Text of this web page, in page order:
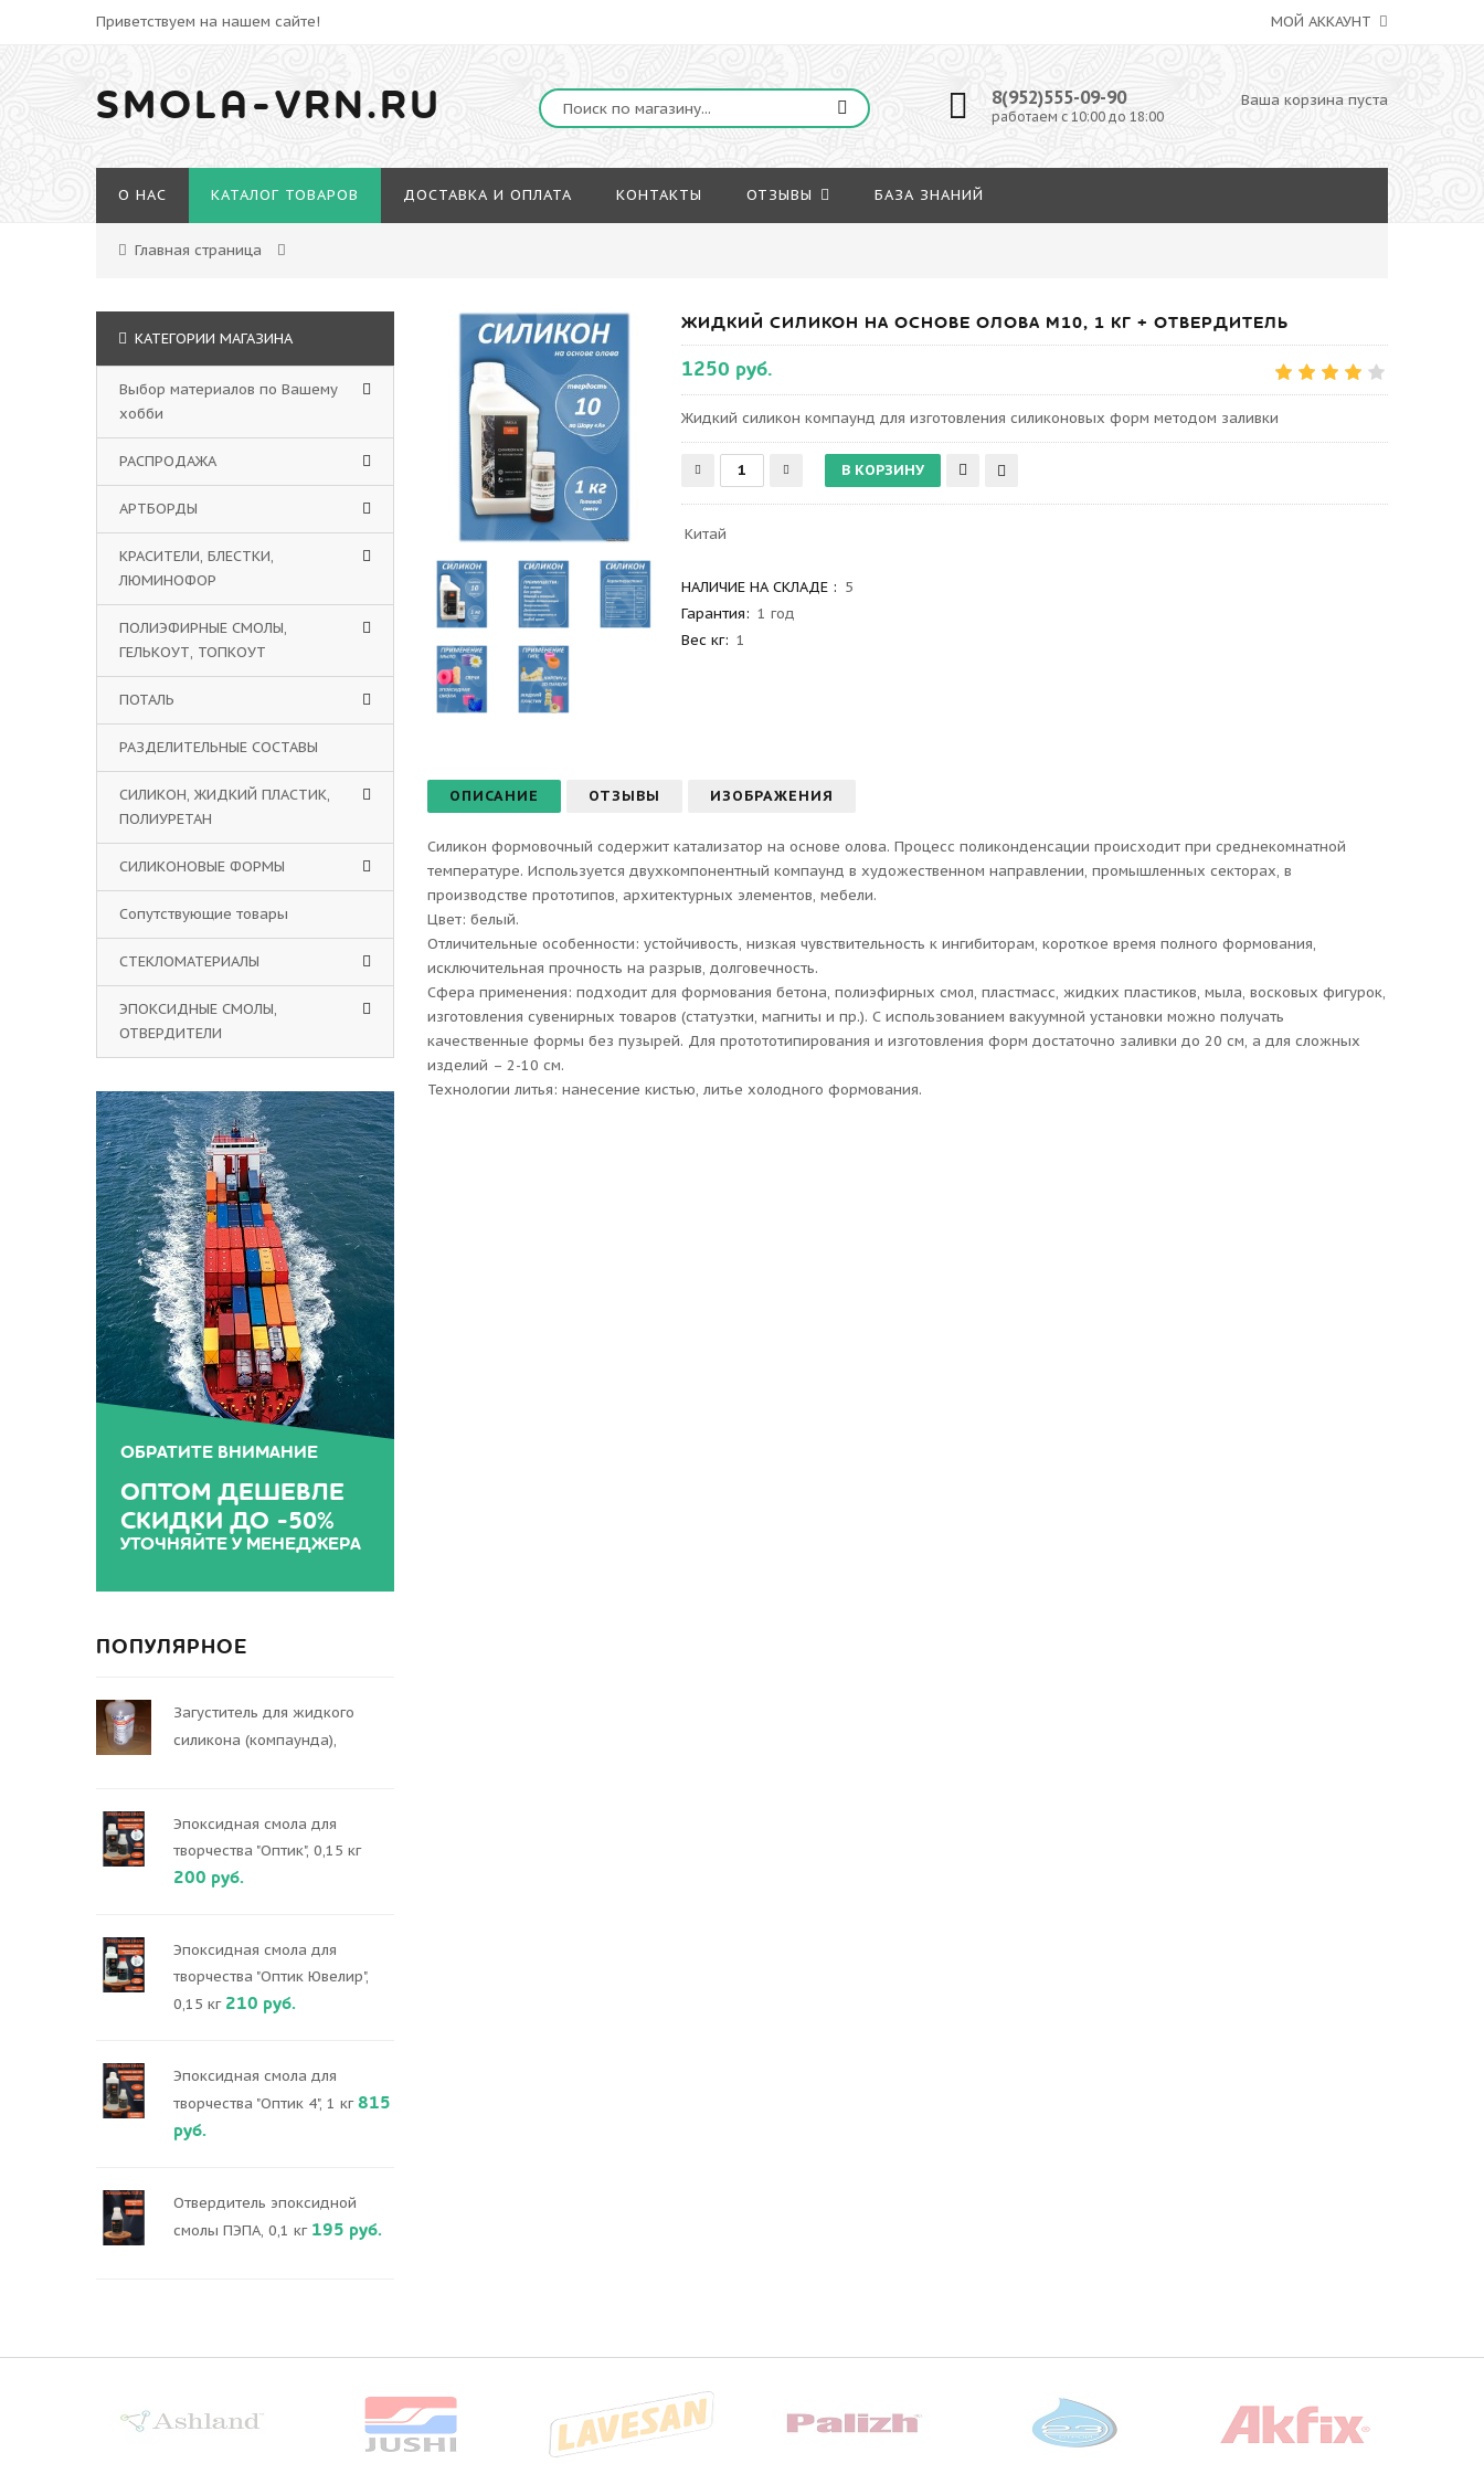
Приветствуем на нашем сайте! МОЙ АККАУНТ
SMOLA-VRN.RU 8(952)555-09-90
работаем с 10:00 до 18:00
Ваша корзина пуста
О НАС КАТАЛОГ ТОВАРОВ ДОСТАВКА И ОПЛАТА КОНТАКТЫ ОТЗЫВЫ БАЗА ЗНАНИЙ
Главная страница
ЖИДКИЙ СИЛИКОН НА ОСНОВЕ ОЛОВА М10, 1 КГ + ОТВЕРДИТЕЛЬ
1250 руб.
Жидкий силикон компаунд для изготовления силиконовых форм методом заливки
Китай
НАЛИЧИЕ НА СКЛАДЕ : 5
Гарантия: 1 год
Вескг: 1
ОПИСАНИЕ ОТЗЫВЫ ИЗОБРАЖЕНИЯ
Силикон формовочный содержит катализатор на основе олова. Процесс поликонденсации происходит при среднекомнатной
температуре. Используется двухкомпонентный компаунд в художественном направлении, промышленных секторах, в
производстве прототипов, архитектурных элементов, мебели.
Цвет: белый.
Отличительные особенности: устойчивость, низкая чувствительность к ингибиторам, короткое время полного формования,
исключительная прочность на разрыв, долговечность.
Сфера применения: подходит для формования бетона, полиэфирных смол, пластмасс, жидких пластиков, мыла, восковых фигурок,
изготовления сувенирных товаров (статуэтки, магниты и пр.). С использованием вакуумной установки можно получать
качественные формы без пузырей. Для протототипирования и изготовления форм достаточно заливки до 20 см, а для сложных
изделий – 2-10 см.
Технологии литья: нанесение кистью, литье холодного формования.
КАТЕГОРИИ МАГАЗИНА
Выбор материалов по Вашему
хобби
РАСПРОДАЖА
АРТБОРДЫ
КРАСИТЕЛИ, БЛЕСТКИ,
ЛЮМИНОФОР
ПОЛИЭФИРНЫЕ СМОЛЫ,
ГЕЛЬКОУТ, ТОПКОУТ
ПОТАЛЬ
РАЗДЕЛИТЕЛЬНЫЕ СОСТАВЫ
СИЛИКОН, ЖИДКИЙ ПЛАСТИК,
ПОЛИУРЕТАН
СИЛИКОНОВЫЕ ФОРМЫ
Сопутствующие товары
СТЕКЛОМАТЕРИАЛЫ
ЭПОКСИДНЫЕ СМОЛЫ,
ОТВЕРДИТЕЛИ
ОБРАТИТЕ ВНИМАНИЕ
ОПТОМ ДЕШЕВЛЕ
СКИДКИ ДО -50%
УТОЧНЯЙТЕ У МЕНЕДЖЕРА
ПОПУЛЯРНОЕ
Загуститель для жидкого
силикона (компаунда),
Эпоксидная смола для
творчества "Оптик", 0,15 кг
200 руб.
Эпоксидная смола для
творчества "Оптик Ювелир",
0,15 кг 210 руб.
Эпоксидная смола для
творчества "Оптик 4", 1 кг 815
руб.
Отвердитель эпоксидной
смолы ПЭПА, 0,1 кг 195 руб.